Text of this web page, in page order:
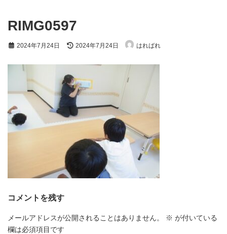
RIMG0597
2024年7月24日
最
日
時
:
2024年7月24日 はればれ
コメントを残す
メールアドレスが公開されることはありません。 ※ が付いている
欄は必須項目です